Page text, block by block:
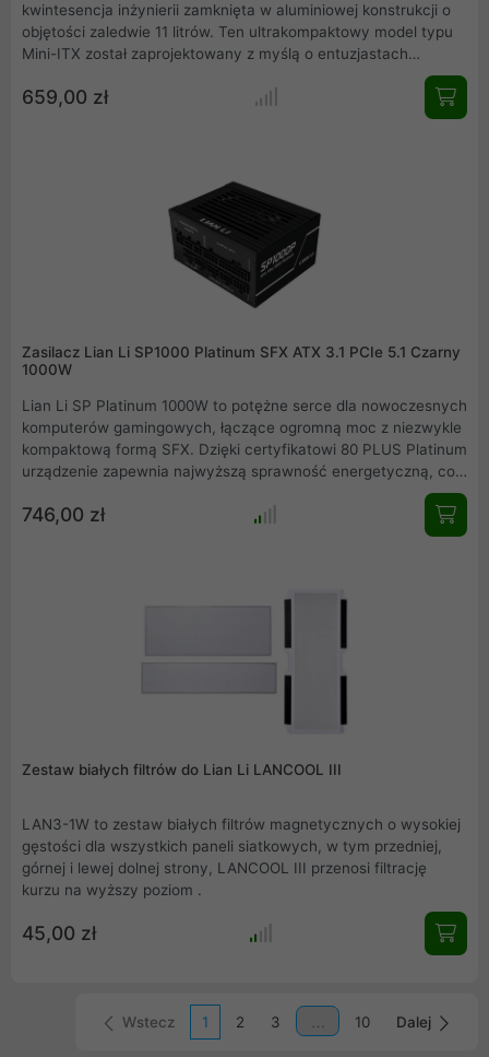
kwintesencja inżynierii zamknięta w aluminiowej konstrukcji o
objętości zaledwie 11 litrów. Ten ultrakompaktowy model typu
Mini-ITX został zaprojektowany z myślą o entuzjastach
wydajności, którzy poszukują minimalistycznego designu bez
rezygnacji z potężnych podzespołów. Wyposażona w
systemów chłodzenia cieczą 240 mm, jednostka ta zapewnia
idealne warunki pracy nawet przy dużym obciążeniu sprzętu.
659,00 zł
Zasilacz Lian Li SP1000 Platinum SFX ATX 3.1 PCIe 5.1 Czarny
1000W
Lian Li SP Platinum 1000W to potężne serce dla nowoczesnych
komputerów gamingowych, łączące ogromną moc z niezwykle
kompaktową formą SFX. Dzięki certyfikatowi 80 PLUS Platinum
urządzenie zapewnia najwyższą sprawność energetyczną, co
przekłada się na mniejsze rachunki za prąd i chłodniejszą pracę
całego systemu. Wyposażony w najnowsze standardy
techniczne oraz dedykowane złącze dla najwydajniejszych kart
budujących wydajne stacje robocze w niewielkich obudowach.
746,00 zł
Zestaw białych filtrów do Lian Li LANCOOL III
LAN3-1W to zestaw białych filtrów magnetycznych o wysokiej
gęstości dla wszystkich paneli siatkowych, w tym przedniej,
górnej i lewej dolnej strony, LANCOOL III przenosi filtrację
kurzu na wyższy poziom .
45,00 zł
Wstecz 1 2 3 10 Dalej